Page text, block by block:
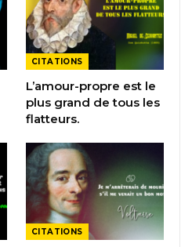
CITATIONS
L’amour-propre est le
plus grand de tous les
flatteurs.
CITATIONS